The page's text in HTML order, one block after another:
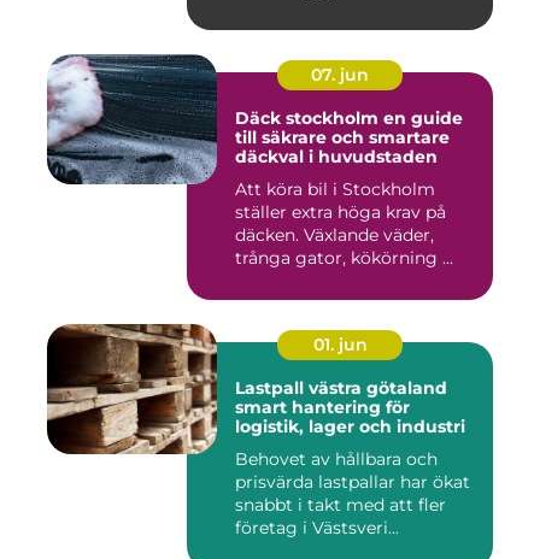
07. jun
Däck stockholm en guide
till säkrare och smartare
däckval i huvudstaden
Att köra bil i Stockholm
ställer extra höga krav på
däcken. Växlande väder,
trånga gator, kökörning ...
01. jun
Lastpall västra götaland
smart hantering för
logistik, lager och industri
Behovet av hållbara och
prisvärda lastpallar har ökat
snabbt i takt med att fler
företag i Västsveri...